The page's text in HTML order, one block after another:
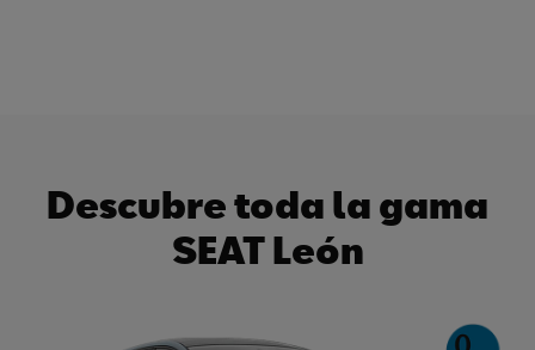
Descubre toda la gama
SEAT León